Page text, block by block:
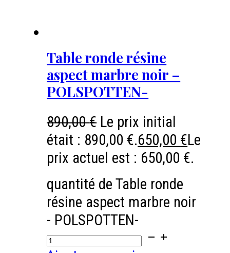
Table ronde résine
aspect marbre noir –
POLSPOTTEN-
890,00€ Le prix initial
était : 890,00 €.650,00 €Le
prix actuel est : 650,00 €.
quantité de Table ronde
résine aspect marbre noir
- POLSPOTTEN-